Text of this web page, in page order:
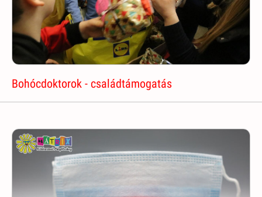
Bohócdoktorok - családtámogatás